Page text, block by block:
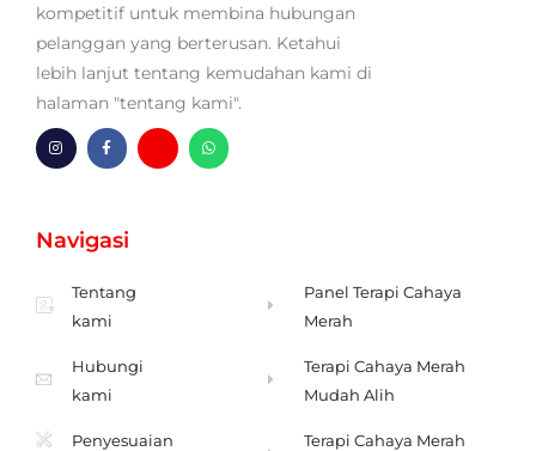
kompetitif untuk membina hubungan
pelanggan yang berterusan. Ketahui
lebih lanjut tentang kemudahan kami di
halaman "tentang kami".
I
n
r
a
F
a
o
k
m
W
h
Navigasi
Tentang
kami
Hubungi
kami
Penyesuaian
Panel Terapi Cahaya
Merah
Terapi Cahaya Merah
Mudah Alih
Terapi Cahaya Merah